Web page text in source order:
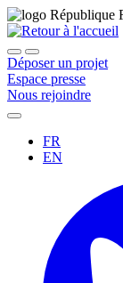
Déposer un projet
Espace presse
Nous rejoindre
FR
EN